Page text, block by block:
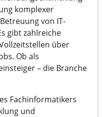
komplexer
von IT-
gibt zahlreiche
über
Ob als
– die Branche
Fachinformatikers
und